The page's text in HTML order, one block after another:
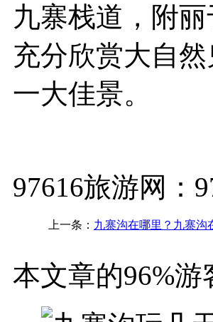
九寨栈道，附
充分欣赏大自
一大佳景。
97616旅游网：
上一条： 九寨沟在哪里？九寨沟
本文章的96%游